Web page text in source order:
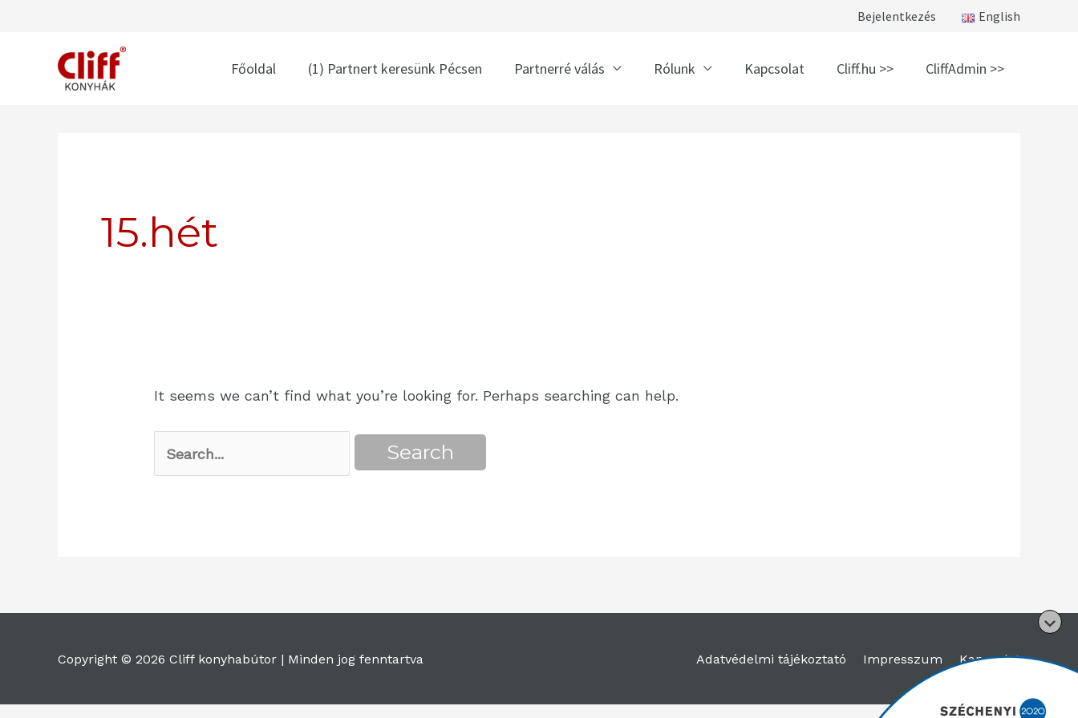
Bejelentkezés English
Főoldal (1) Partnert keresünk Pécsen Partnerré válás Rólunk Kapcsolat Cliff.hu >> CliffAdmin >>
15.hét
It seems we can’t find what you’re looking for. Perhaps searching can help.
Copyright © 2026 Cliff konyhabútor | Minden jog fenntartva Adatvédelmi tájékoztató Impresszum Kapcsolat